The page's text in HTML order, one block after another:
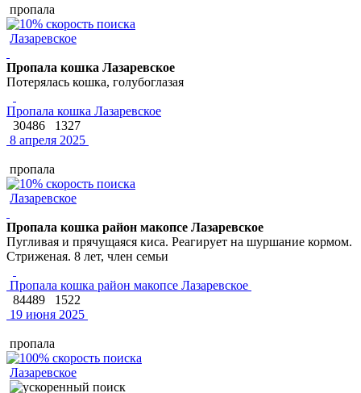
пропала
Лазаревское
Пропала кошка Лазаревское
Потерялась кошка, голубоглазая
Пропала кошка Лазаревское
30486
1327
8 апреля 2025
пропала
Лазаревское
Пропала кошка район макопсе Лазаревское
Пугливая и прячущаяся киса. Реагирует на шуршание кормом.
Стриженая. 8 лет, член семьи
Пропала кошка район макопсе Лазаревское
84489
1522
19 июня 2025
пропала
Лазаревское